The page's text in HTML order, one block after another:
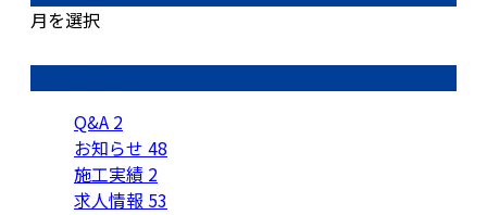
月を選択
Q&A 2
お知らせ 48
施工実績 2
求人情報 53